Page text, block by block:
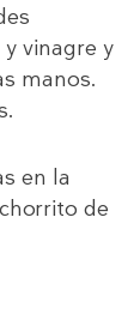
vinagre y
manos.
en la
de